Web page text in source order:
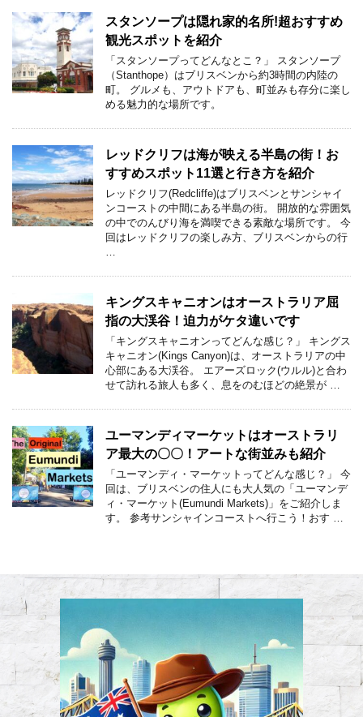
スタンソープは隠れ家的名所!超おすすめ
観光スポットを紹介
「スタンソープってどんなとこ？」 スタンソープ
（Stanthope）はブリスベンから約3時間の内陸の
町。 グルメも、アウトドアも、町並みも存分に楽し
める魅力的な場所です。
レッドクリフは海が映える半島の街！お
すすめスポット11選と行き方を紹介
レッドクリフ(Redcliffe)はブリスベンとサンシャイ
ンコーストの中間にある半島の街。 開放的な雰囲気
の中でのんびり海を満喫できる素敵な場所です。 今
回はレッドクリフの楽しみ方、ブリスベンからの行
キングスキャニオンはオーストラリア屈
指の大渓谷！迫力がケタ違いです
「キングスキャニオンってどんな感じ？」 キングス
キャニオン(Kings Canyon)は、オーストラリアの中
心部にある大渓谷。 エアーズロック(ウルル)と合わ
せて訪れる旅人も多く、息をのむほどの絶景が …
ユーマンディマーケットはオーストラリ
ア最大の〇〇！アートな街並みも紹介
「ユーマンディ・マーケットってどんな感じ？」 今
回は、ブリスベンの住人にも大人気の「ユーマンデ
ィ・マーケット(Eumundi Markets)」をご紹介しま
す。 参考サンシャインコーストへ行こう！おす …